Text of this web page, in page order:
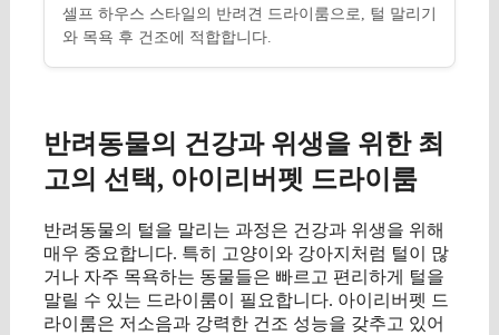
셀프 하우스 스타일의 반려견 드라이룸으로, 털 말리기
와 목욕 후 건조에 적합합니다.
반려동물의 건강과 위생을 위한 최
고의 선택, 아이리버펫 드라이룸
반려동물의 털을 말리는 과정은 건강과 위생을 위해
매우 중요합니다. 특히 고양이와 강아지처럼 털이 많
거나 자주 목욕하는 동물들은 빠르고 편리하게 털을
말릴 수 있는 드라이룸이 필요합니다. 아이리버펫 드
라이룸은 저소음과 강력한 건조 성능을 갖추고 있어